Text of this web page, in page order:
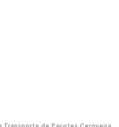
Transporte de Pacotes Cerqueira